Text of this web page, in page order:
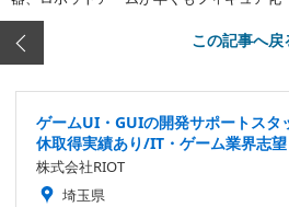
この記事へ戻
ゲームUI・GUIの開発サポートスタ
休取得実績あり/IT・ゲーム業界志望
株式会社RIOT
埼玉県